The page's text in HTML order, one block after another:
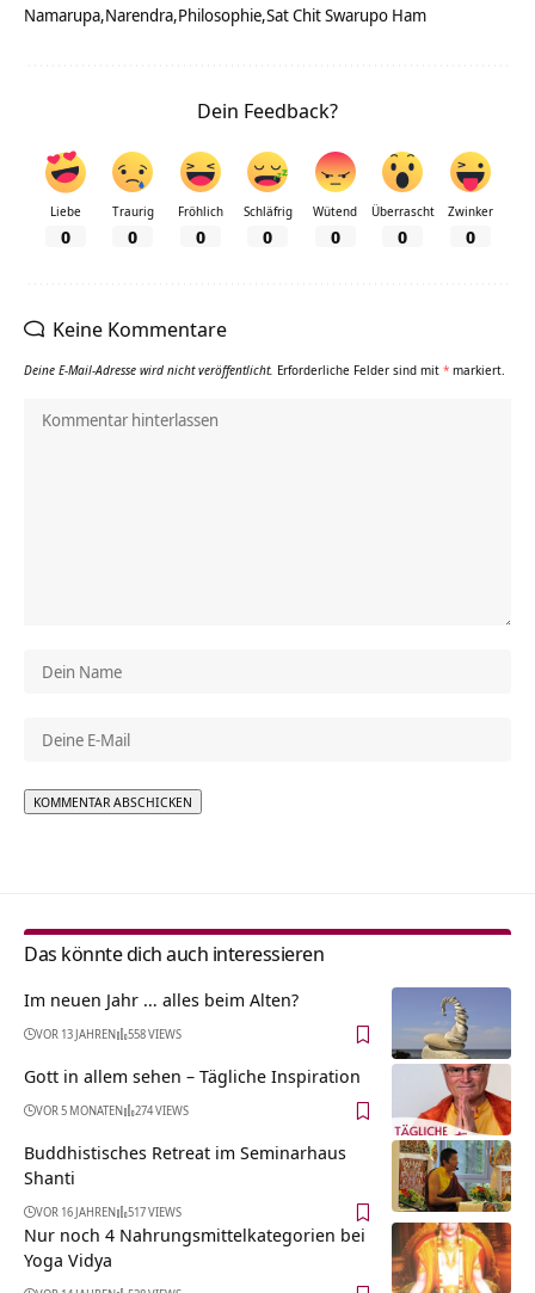
Namarupa Narendra Philosophie Sat Chit Swarupo Ham
Dein Feedback?
Liebe
0
Traurig
0
Fröhlich
0
Schläfrig
0
Wütend
0
Überrascht
0
Zwinker
0
Keine Kommentare
Deine E-Mail-Adresse wird nicht veröffentlicht. Erforderliche Felder sind mit * markiert.
Das könnte dich auch interessieren
Im neuen Jahr … alles beim Alten?
VOR 13 JAHREN 558 VIEWS
Gott in allem sehen – Tägliche Inspiration
VOR 5 MONATEN 274 VIEWS
Buddhistisches Retreat im Seminarhaus
Shanti
VOR 16 JAHREN 517 VIEWS
Nur noch 4 Nahrungsmittelkategorien bei
Yoga Vidya